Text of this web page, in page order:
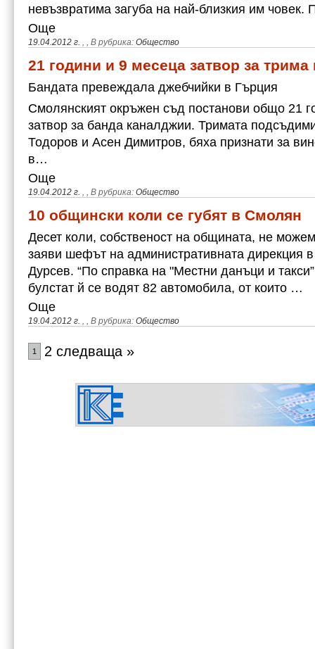
невъзвратима загуба на най-близкия им
19.04.2012 г. , , В рубрика: Общество
Още
21 години и 9 месеца затвор за
Бандата превеждала джебчийки в Гърция
Смолянският окръжен съд постанови общо 21
затвор за банда каналджии. Тримата
Тодоров и Асен Димитров, бяха признати за
в…
19.04.2012 г. , , В рубрика: Общество
Още
10 общински коли се губят в Смолян
Десет коли, собственост на общината, не
заяви шефът на административната дирекция
Дурсев. “По справка на "Местни данъци и
булстат й се водят 82 автомобила, от които …
19.04.2012 г. , , В рубрика: Общество
Още
1 2 следваща »